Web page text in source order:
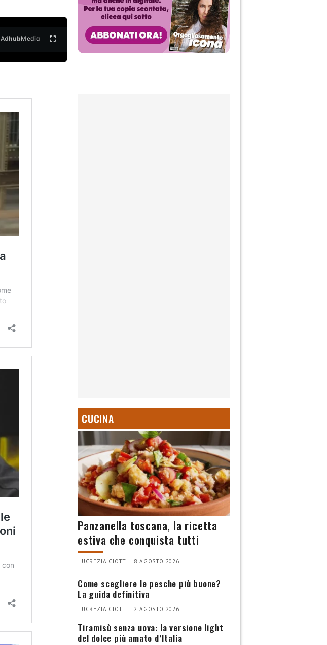
AdhubMedia
CUCINA
Panzanella toscana, la ricetta
estiva che conquista tutti
LUCREZIA CIOTTI | 8 AGOSTO 2026
Come scegliere le pesche più buone?
La guida definitiva
LUCREZIA CIOTTI | 2 AGOSTO 2026
Tiramisù senza uova: la versione light
del dolce più amato d’Italia